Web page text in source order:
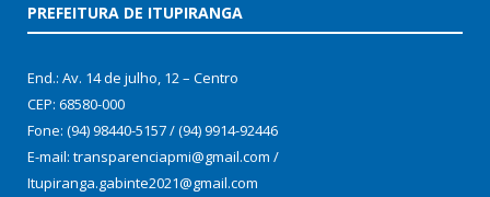
PREFEITURA DE ITUPIRANGA
End.: Av. 14 de julho, 12 – Centro
CEP: 68580-000
Fone: (94) 98440-5157 / (94) 9914-92446
E-mail: transparenciapmi@gmail.com /
Itupiranga.gabinte2021@gmail.com